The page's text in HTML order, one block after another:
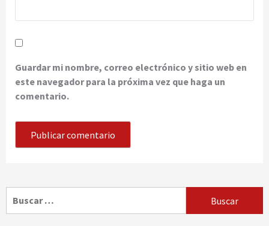
Guardar mi nombre, correo electrónico y sitio web en
este navegador para la próxima vez que haga un
comentario.